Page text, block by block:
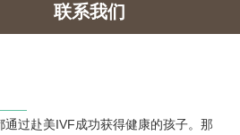
联系我们
过赴美IVF成功获得健康的孩子。那